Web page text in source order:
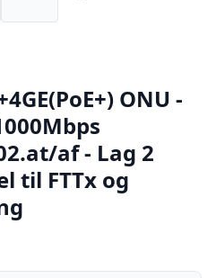
ONU -
af - Lag 2
til FTTx og